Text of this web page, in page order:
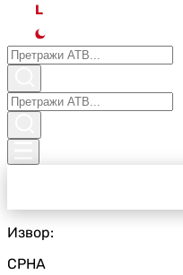
L
Извор:
СРНА